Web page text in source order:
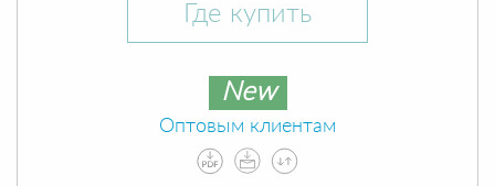
Где купить
New
Оптовым клиентам